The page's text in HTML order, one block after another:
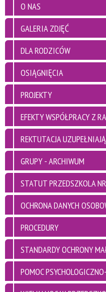
O NAS
GALERIA ZDJĘĆ
DLA RODZICÓW
OSIĄGNIĘCIA
PROJEKTY
EFEKTY WSPÓŁPRACY Z
REKTUTACJA
GRUPY - ARCHIWUM
STATUT PRZEDSZKOLA
OCHRONA DANYCH
PROCEDURY
STANDARDY OCHRONY
POMOC